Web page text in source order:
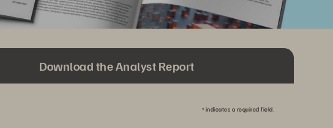
Download the Analyst Report
* indicates a required field.